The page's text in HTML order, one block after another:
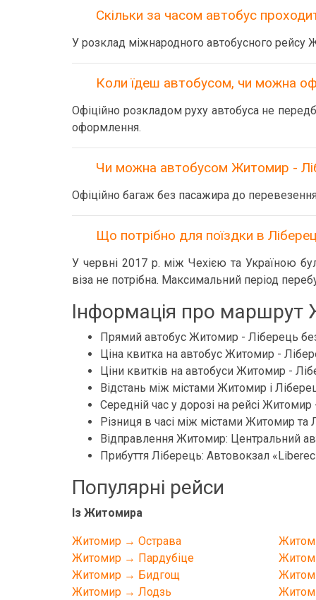
Скільки за часом автобус
У розклад міжнародного автобусного рейсу
Коли їдеш автобусом, чи можна
Офіційно розкладом руху автобуса не
оформлення.
Чи можна автобусом Житомир -
Офіційно багаж без пасажира до
Що потрібно для поїздки в
У червні 2017 р. між Чехією та Україною
віза не потрібна. Максимальний період
Інформація про маршрут
Прямий автобус Житомир - Ліберець
Ціна квитка на автобус Житомир -
Ціни квитків на автобуси Житомир -
Відстань між містами Житомир і
Середній час у дорозі на рейсі
Різниця в часі між містами Житомир та
Відправлення Житомир: Центральний
Прибуття Ліберець: Автовокзал
Популярні рейси
Із Житомира
Житомир → Острава
Житомир → Пардубіце
Житомир → Бидгощ
Житомир → Лодзь